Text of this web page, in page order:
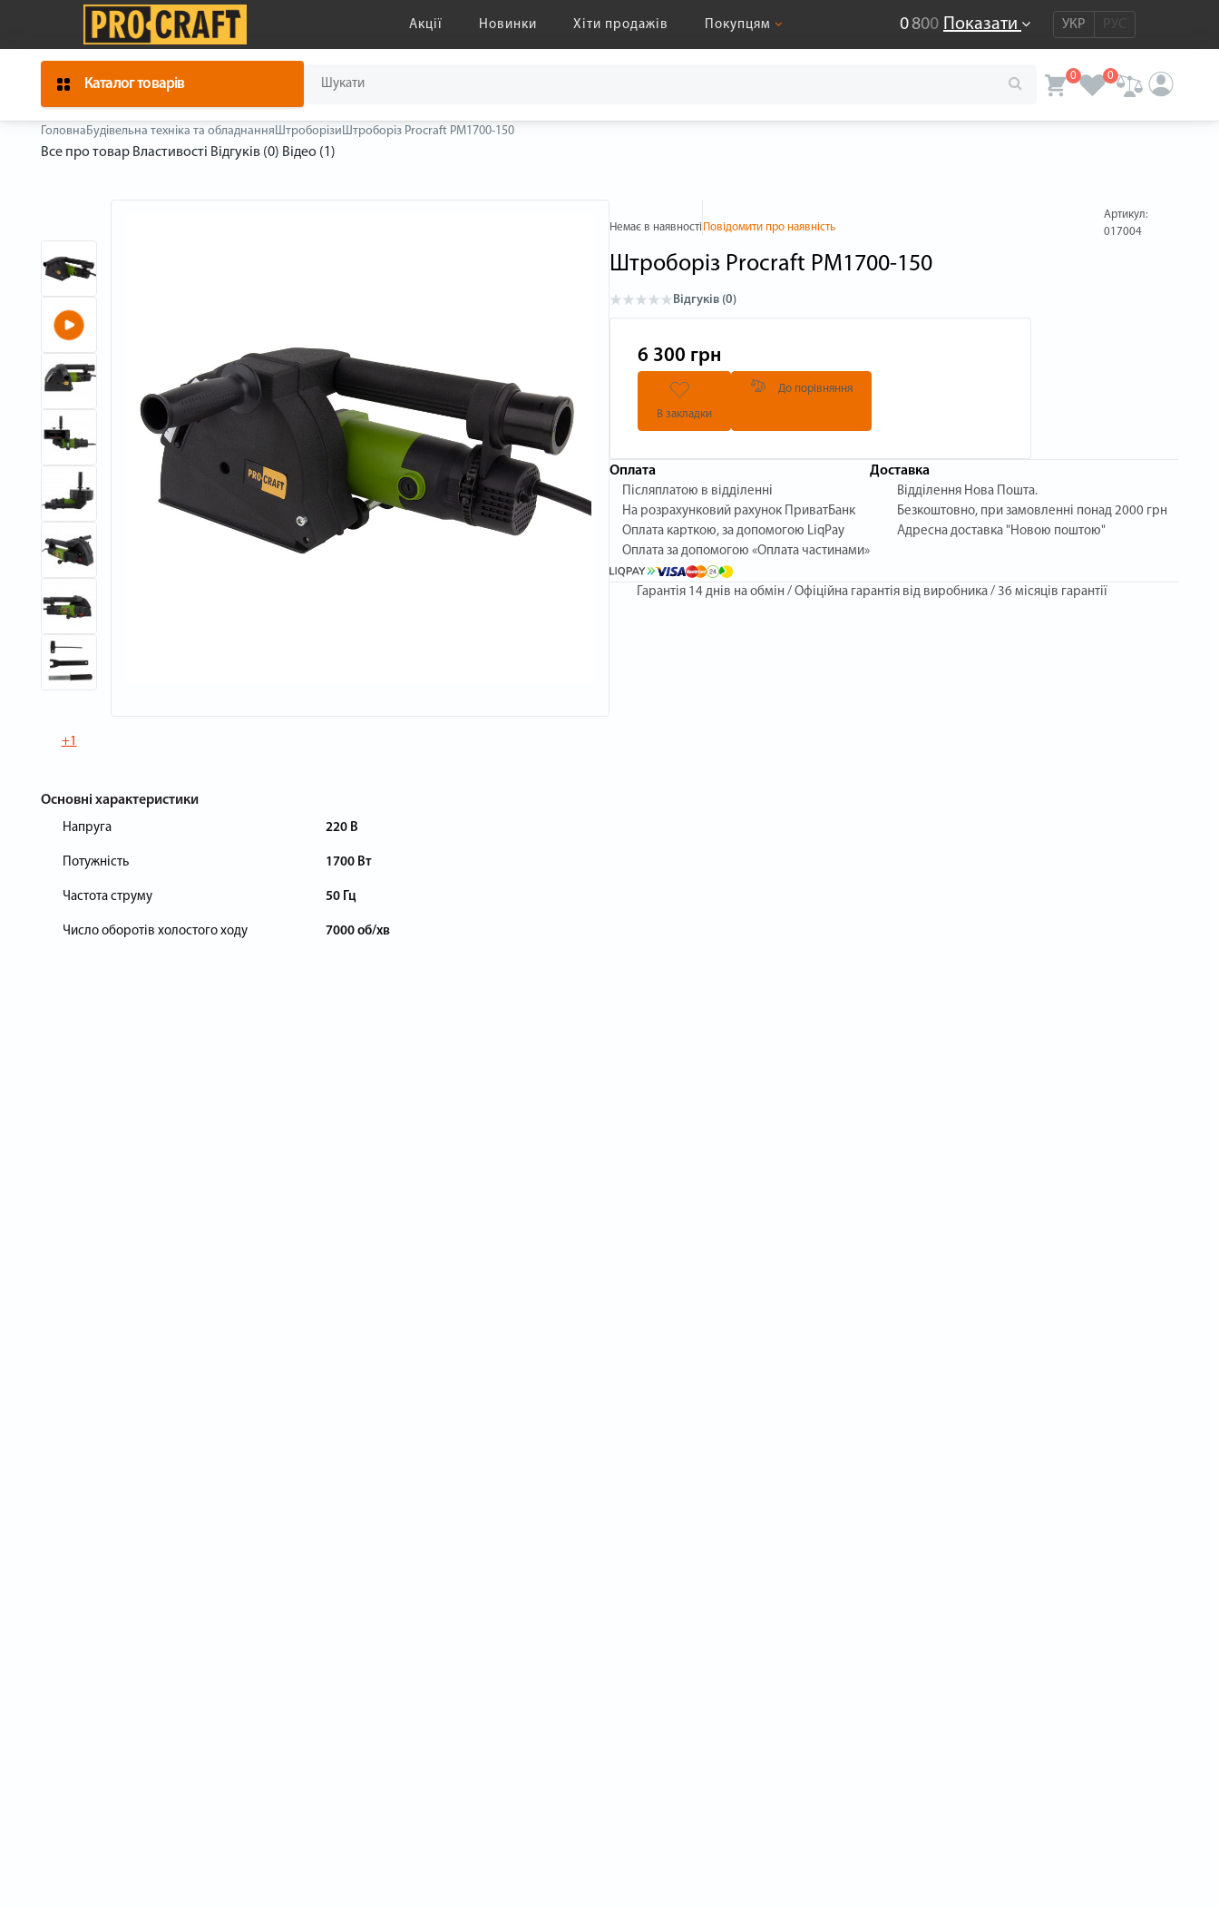
Акції Новинки Хіти продажів Покупцям 0800 Показати УКР РУС
Каталог товарів
0 0
ГоловнаБудівельна техніка та обладнанняШтроборізиШтроборіз Procraft PM1700-150
Все про товар Властивості Відгуків (0) Відео (1)
+1
Основні характеристики
Напруга 220 В
Потужність 1700 Вт
Частота струму 50 Гц
Число оборотів холостого ходу 7000 об/хв
Немає в наявності Повідомити про наявність
Артикул:
017004
Штроборіз Procraft PM1700-150
Відгуків (0)
6 300 грн
В закладки
До порівняння
Оплата
Післяплатою в відділенні
На розрахунковий рахунок ПриватБанк
Оплата карткою, за допомогою LiqPay
Оплата за допомогою «Оплата частинами»
Доставка
Відділення Нова Пошта.
Безкоштовно, при замовленні понад 2000 грн
Адресна доставка "Новою поштою"
Гарантія 14 днів на обмін / Офіційна гарантія від виробника / 36 місяців гарантії